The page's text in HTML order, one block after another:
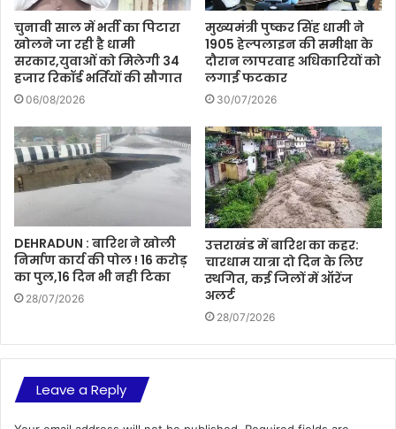
चुनावी साल में भर्ती का पिटारा
खोलने जा रही है धामी
सरकार,युवाओं को मिलेगी 34
हजार रिकॉर्ड भर्तियों की सौगात
06/08/2026
मुख्यमंत्री पुष्कर सिंह धामी ने
1905 हेल्पलाइन की समीक्षा के
दौरान लापरवाह अधिकारियों को
लगाई फटकार
30/07/2026
DEHRADUN : बारिश ने खोली
निर्माण कार्य की पोल ! 16 करोड़
का पुल,16 दिन भी नही टिका
28/07/2026
उत्तराखंड में बारिश का कहर:
चारधाम यात्रा दो दिन के लिए
स्थगित, कई जिलों में ऑरेंज
अलर्ट
28/07/2026
Leave a Reply